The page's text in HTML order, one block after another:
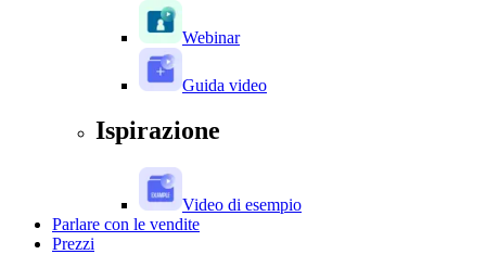
Webinar
Guida video
Ispirazione
Video di esempio
Parlare con le vendite
Prezzi